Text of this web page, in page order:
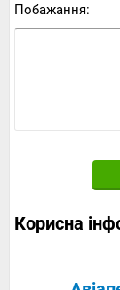
Побажання:
Корисна